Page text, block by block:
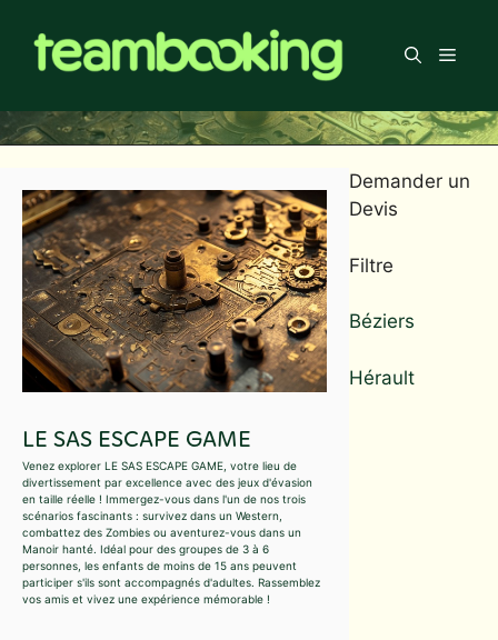
contenu
Menu
LE SAS ESCAPE GAME
Venez explorer LE SAS ESCAPE GAME, votre lieu de
divertissement par excellence avec des jeux d'évasion
en taille réelle ! Immergez-vous dans l'un de nos trois
scénarios fascinants : survivez dans un Western,
combattez des Zombies ou aventurez-vous dans un
Manoir hanté. Idéal pour des groupes de 3 à 6
personnes, les enfants de moins de 15 ans peuvent
participer s'ils sont accompagnés d'adultes. Rassemblez
vos amis et vivez une expérience mémorable !
Demander un
Devis
Filtre
Béziers
Hérault